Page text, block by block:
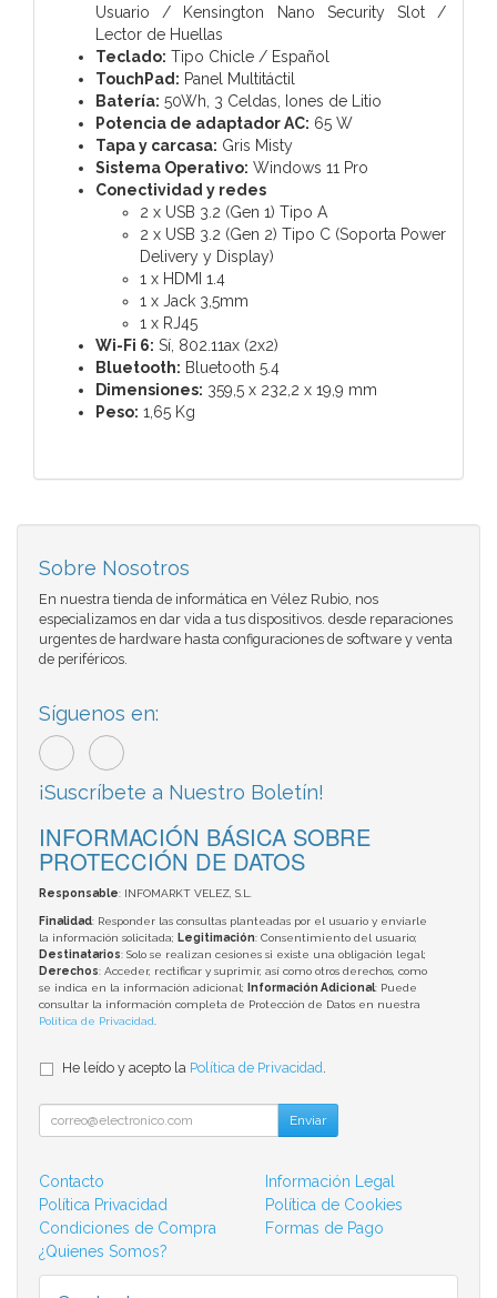
Usuario / Kensington Nano Security Slot /
Lector de Huellas
Teclado: Tipo Chicle / Español
TouchPad: Panel Multitáctil
Batería: 50Wh, 3 Celdas, Iones de Litio
Potencia de adaptador AC: 65 W
Tapa y carcasa: Gris Misty
Sistema Operativo: Windows 11 Pro
Conectividad y redes
2 x USB 3.2 (Gen 1) Tipo A
2 x USB 3.2 (Gen 2) Tipo C (Soporta Power
Delivery y Display)
1 x HDMI 1.4
1 x Jack 3,5mm
1 x RJ45
Wi-Fi 6: Sí, 802.11ax (2x2)
Bluetooth: Bluetooth 5.4
Dimensiones: 359,5 x 232,2 x 19,9 mm
Peso: 1,65 Kg
Sobre Nosotros
En nuestra tienda de informática en Vélez Rubio, nos
especializamos en dar vida a tus dispositivos. desde reparaciones
urgentes de hardware hasta configuraciones de software y venta
de periféricos.
Síguenos en:
¡Suscríbete a Nuestro Boletín!
INFORMACIÓN BÁSICA SOBRE
PROTECCIÓN DE DATOS
Responsable: INFOMARKT VELEZ, S.L.
Finalidad: Responder las consultas planteadas por el usuario y enviarle
la información solicitada; Legitimación: Consentimiento del usuario;
Destinatarios: Solo se realizan cesiones si existe una obligación legal;
Derechos: Acceder, rectificar y suprimir, así como otros derechos, como
se indica en la información adicional;
Información Adicional: Puede
consultar la información completa de Protección de Datos en nuestra
Política de Privacidad
He leído y acepto la Política de Privacidad
Enviar
Contacto
Información Legal
Política Privacidad
Política de Cookies
Condiciones de Compra
Formas de Pago
¿Quienes Somos?